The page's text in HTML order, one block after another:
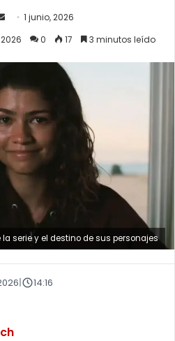
Send1 junio, 2026
0 17 3 minutos leído
serie y el destino de sus personajes
14:16